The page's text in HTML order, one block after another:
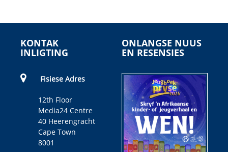
KONTAK
INLIGTING
Fisiese Adres
12th Floor
Media24 Centre
40 Heerengracht
Cape Town
8001
ONLANGSE NUUS
EN RESENSIES